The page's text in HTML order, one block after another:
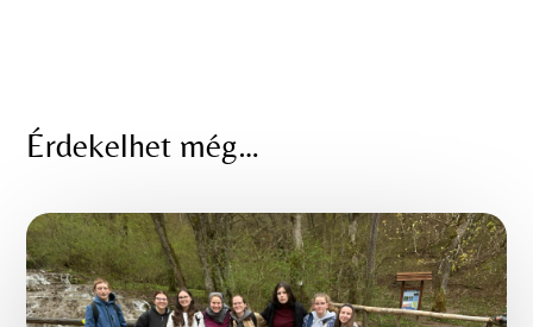
Érdekelhet még…